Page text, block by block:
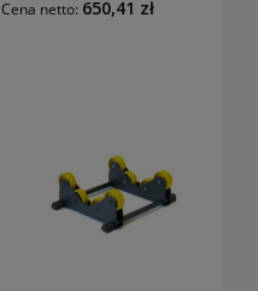
Cena netto: 650,41 zł